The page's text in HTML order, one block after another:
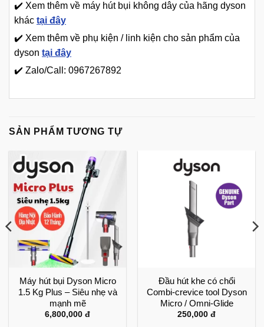
✔️ Xem thêm về máy hút bụi không dây của hãng dyson
khác tại đây
✔️ Xem thêm về phụ kiện / linh kiện cho sản phẩm của
dyson tại đây
✔️ Zalo/Call: 0967267892
SẢN PHẨM TƯƠNG TỰ
Máy hút bụi Dyson Micro
1.5 Kg Plus – Siêu nhẹ và
mạnh mẽ
6,800,000 đ
Đầu hút khe có chổi
Combi-crevice tool Dyson
Micro / Omni-Glide
250,000 đ